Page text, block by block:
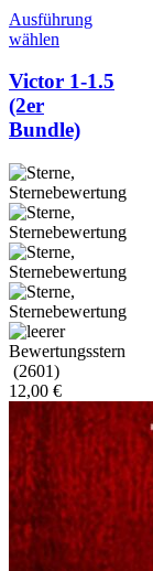
Ausführung
wählen
Victor 1-1.5
(2er
Bundle)
(2601)
12,00 €